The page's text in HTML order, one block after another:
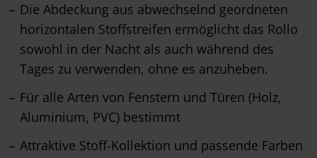
Die Abdeckung aus abwechselnd geordneten
horizontalen Stoffstreifen ermöglicht das Rollo
sowohl in der Nacht als auch während des
Tages zu verwenden, ohne es anzuheben.
Für alle Arten von Fenstern und Türen (Holz,
Aluminium, PVC) bestimmt
Attraktive Stoff-Kollektion und passende Farben